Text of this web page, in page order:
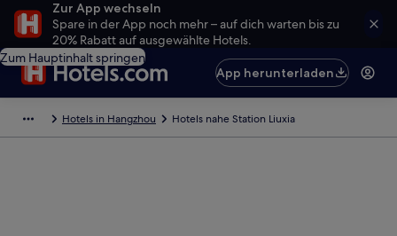
Zur App wechseln
Spare in der App noch mehr – auf dich warten bis zu
20% Rabatt auf ausgewählte Hotels.
Zum Hauptinhalt springen
App herunterladen
Hotels in Hangzhou Hotels nahe Station Liuxia